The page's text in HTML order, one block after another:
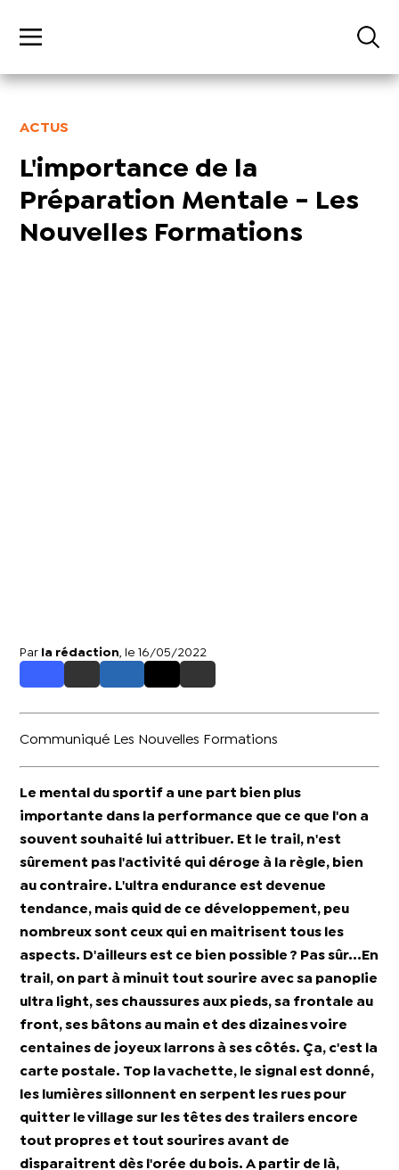
ACTUS
L'importance de la
Préparation Mentale - Les
Nouvelles Formations
Par la rédaction , le 16/05/2022
Communiqué Les Nouvelles Formations
Le mental du sportif a une part bien plus
importante dans la performance que ce que l'on a
souvent souhaité lui attribuer. Et le trail, n'est
sûrement pas l'activité qui déroge à la règle, bien
au contraire. L'ultra endurance est devenue
tendance, mais quid de ce développement, peu
nombreux sont ceux qui en maitrisent tous les
aspects. D'ailleurs est ce bien possible ? Pas sûr...En
trail, on part à minuit tout sourire avec sa panoplie
ultra light, ses chaussures aux pieds, sa frontale au
front, ses bâtons au main et des dizaines voire
centaines de joyeux larrons à ses côtés. Ça, c'est la
carte postale. Top la vachette, le signal est donné,
les lumières sillonnent en serpent les rues pour
quitter le village sur les têtes des trailers encore
tout propres et tout sourires avant de
disparaitrent dès l'orée du bois. A partir de là,